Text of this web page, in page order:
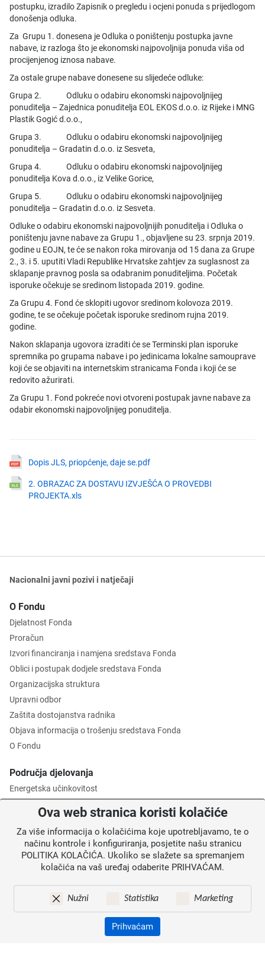
postupku, izradilo Zapisnik o pregledu i ocjeni ponuda s prijedlogom
donošenja odluka.
Za Grupu 1. donesena je Odluka o poništenju postupka javne
nabave, iz razloga što je ekonomski najpovoljnija ponuda viša od
procijenjenog iznosa nabave.
Za ostale grupe nabave donesene su slijedeće odluke:
Grupa 2. Odluku o odabiru ekonomski najpovoljnijeg
ponuditelja – Zajednica ponuditelja EOL EKOS d.o.o. iz Rijeke i MNG
Plastik Gogić d.o.o.,
Grupa 3. Odluku o odabiru ekonomski najpovoljnijeg
ponuditelja – Gradatin d.o.o. iz Sesveta,
Grupa 4. Odluku o odabiru ekonomski najpovoljnijeg
ponuditelja Kova d.o.o., iz Velike Gorice,
Grupa 5. Odluku o odabiru ekonomski najpovoljnijeg
ponuditelja – Gradatin d.o.o. iz Sesveta.
Odluke o odabiru ekonomski najpovoljnijih ponuditelja i Odluka o
poništenju javne nabave za Grupu 1., objavljene su 23. srpnja 2019.
godine u EOJN, te će se nakon roka mirovanja od 15 dana za Grupe
2., 3. i 5. uputiti Vladi Republike Hrvatske zahtjev za suglasnost za
sklapanje pravnog posla sa odabranim ponuditeljima. Početak
isporuke očekuje se sredinom listopada 2019. godine.
Za Grupu 4. Fond će sklopiti ugovor sredinom kolovoza 2019.
godine, te se očekuje početak isporuke sredinom rujna 2019.
godine.
Nakon sklapanja ugovora izraditi će se Terminski plan isporuke
spremnika po grupama nabave i po jedinicama lokalne samouprave
koji će se objaviti na internetskim stranicama Fonda i koji će se
redovito ažurirati.
Za Grupu 1. Fond pokreće novi otvoreni postupak javne nabave za
odabir ekonomski najpovoljnijeg ponuditelja.
Dopis JLS, priopćenje, daje se.pdf
2. OBRAZAC ZA DOSTAVU IZVJEŠĆA O PROVEDBI
PROJEKTA.xls
Nacionalni javni pozivi i natječaji
O Fondu
Djelatnost Fonda
Proračun
Izvori financiranja i namjena sredstava Fonda
Oblici i postupak dodjele sredstava Fonda
Organizacijska struktura
Upravni odbor
Zaštita dostojanstva radnika
Objava informacija o trošenju sredstava Fonda
O Fondu
Područja djelovanja
Energetska učinkovitost
Gospodarenje otpadom
Posredničko tijelo razine 2
Informacije za korisnike
Ova web stranica koristi kolačiće
Za više informacija o kolačićima koje upotrebljavamo, te o
načinu kontrole i konfiguriranja, posjetite našu stranicu
POLITIKA KOLAČIĆA. Ukoliko se slažete sa spremanjem
kolačića na vaš uređaj odaberite PRIHVAĆAM.
Nužni Statistika Marketing
Prihvaćam